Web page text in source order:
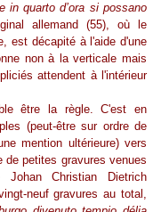
in quarto d’ora si possano
allemand (55), où le
est décapité à l'aide d'une
non à la verticale mais
attendent à l'intérieur
être la règle. C'est en
(peut-être sur ordre de
mention ultérieure) vers
de petites gravures venues
Christian Dietrich
neuf gravures au total,